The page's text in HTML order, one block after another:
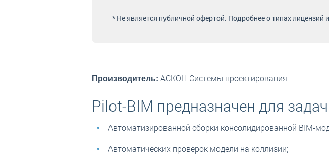
* Не является публичной офертой. Подробнее о типах лицензий
Производитель: АСКОН-Системы проектирования
Pilot-BIM предназначен для задач
Автоматизированной сборки консолидированной BIM-
Автоматических проверок модели на коллизии;